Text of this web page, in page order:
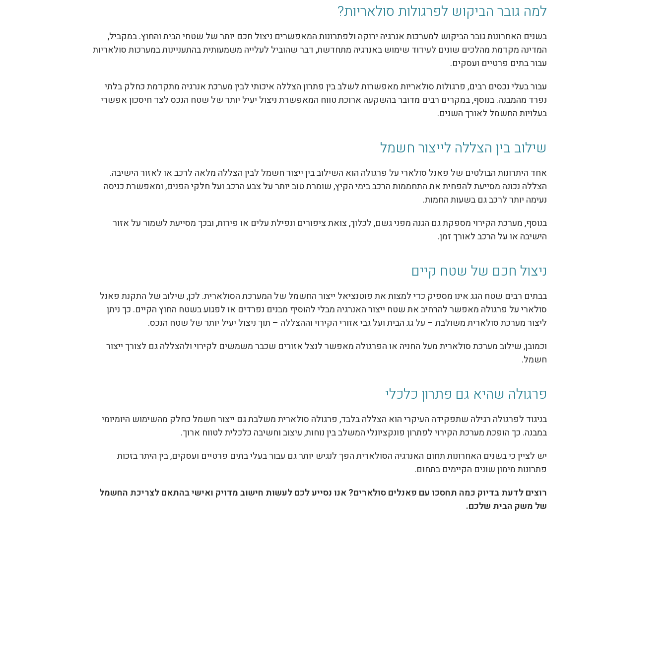
למה גובר הביקוש לפרגולות סולאריות?
בשנים האחרונות גובר הביקוש למערכות אנרגיה ירוקה ולפתרונות המאפשרים ניצול חכם יותר של שטחי הבית והחוץ. במקביל,
המדינה מקדמת מהלכים שונים לעידוד שימוש באנרגיה מתחדשת, דבר שהוביל לעלייה משמעותית בהתעניינות במערכות סולאריות
עבור בתים פרטיים ועסקים.
עבור בעלי נכסים רבים, פרגולות סולאריות מאפשרות לשלב בין פתרון הצללה איכותי לבין מערכת אנרגיה מתקדמת כחלק בלתי
נפרד מהמבנה. בנוסף, במקרים רבים מדובר בהשקעה ארוכת טווח המאפשרת ניצול יעיל יותר של שטח הנכס לצד חיסכון אפשרי
בעלויות החשמל לאורך השנים.
שילוב בין הצללה לייצור חשמל
אחד היתרונות הבולטים של פאנל סולארי על פרגולה הוא השילוב בין ייצור חשמל לבין הצללה מלאה לרכב או לאזור הישיבה.
הצללה נכונה מסייעת להפחית את התחממות הרכב בימי הקיץ, שומרת טוב יותר על צבע הרכב ועל חלקי הפנים, ומאפשרת כניסה
נעימה יותר לרכב גם בשעות החמות.
בנוסף, מערכת הקירוי מספקת גם הגנה מפני גשם, לכלוך, צואת ציפורים ונפילת עלים או פירות, ובכך מסייעת לשמור על אזור
הישיבה או על הרכב לאורך זמן.
ניצול חכם של שטח קיים
בבתים רבים שטח הגג אינו מספיק כדי למצות את פוטנציאל ייצור החשמל של המערכת הסולארית. לכן, שילוב של התקנת פאנל
סולארי על פרגולה מאפשר להרחיב את שטח ייצור האנרגיה מבלי להוסיף מבנים נפרדים או לפגוע בשטח החוץ הקיים. כך ניתן
ליצור מערכת סולארית משולבת – על גג הבית ועל גבי אזורי הקירוי וההצללה – תוך ניצול יעיל יותר של שטח הנכס.
וכמובן, שילוב מערכת סולארית מעל החניה או הפרגולה מאפשר לנצל אזורים שכבר משמשים לקירוי ולהצללה גם לצורך ייצור
חשמל.
פרגולה שהיא גם פתרון כלכלי
בניגוד לפרגולה רגילה שתפקידה העיקרי הוא הצללה בלבד, פרגולה סולארית משלבת גם ייצור חשמל כחלק מהשימוש היומיומי
במבנה. כך הופכת מערכת הקירוי לפתרון פונקציונלי המשלב בין נוחות, עיצוב וחשיבה כלכלית לטווח ארוך.
יש לציין כי בשנים האחרונות תחום האנרגיה הסולארית הפך לנגיש יותר גם עבור בעלי בתים פרטיים ועסקים, בין היתר בזכות
פתרונות מימון שונים הקיימים בתחום.
רוצים לדעת בדיוק כמה תחסכו עם פאנלים סולארים? אנו נסייע לכם לעשות חישוב מדויק ואישי בהתאם לצריכת החשמל
של משק הבית שלכם.